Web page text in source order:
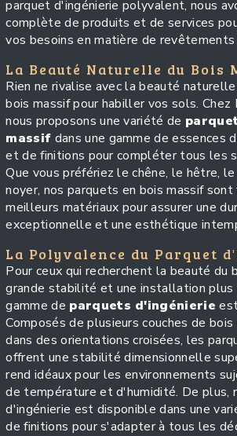
parquet d'ingénierie polyvalent, nous
complète de produits et de services
vos besoins en matière de
La Beauté Naturelle du Bois
Rien ne rivalise avec la beauté
bois massif pour habiller vos sols. Chez
nous proposons une variété de
massif dans une gamme de essences
et de finitions pour compléter tous les
Que vous préfériez le chêne, le hêtre,
noyer, nos parquets en bois massif
meilleurs matériaux pour assurer une
exceptionnelle et une esthétique
La Polyvalence du Parquet
Pour ceux qui recherchent la beauté du
grande stabilité et une installation plus
gamme de parquets d'ingénierie
Composés de plusieurs couches de
dans des orientations croisées, les
offrent une stabilité dimensionnelle
rend idéaux pour les environnements
de température et d'humidité. De plus,
d'ingénierie est disponible dans une
de finitions pour s'adapter à tous les